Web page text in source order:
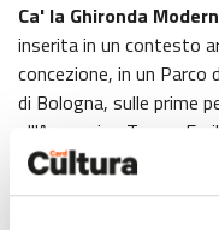
Ca' la Ghironda
inserita in un contesto
concezione, in un
di Bologna, sulle prime
all'Appennino Tosco-
dei Vini e dei Sapori –
Bologna e Modena”,